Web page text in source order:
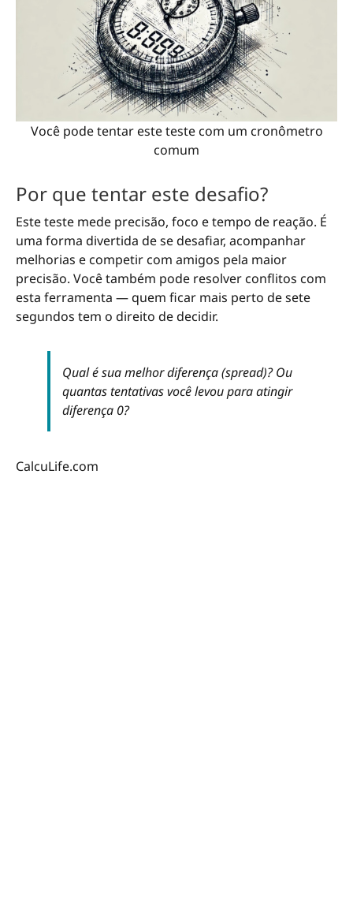
Você pode tentar este teste com um cronômetro
comum
Por que tentar este desafio?
Este teste mede precisão, foco e tempo de reação. É
uma forma divertida de se desafiar, acompanhar
melhorias e competir com amigos pela maior
precisão. Você também pode resolver conflitos com
esta ferramenta — quem ficar mais perto de sete
segundos tem o direito de decidir.
Qual é sua melhor diferença (spread)? Ou
quantas tentativas você levou para atingir
diferença 0?
CalcuLife.com